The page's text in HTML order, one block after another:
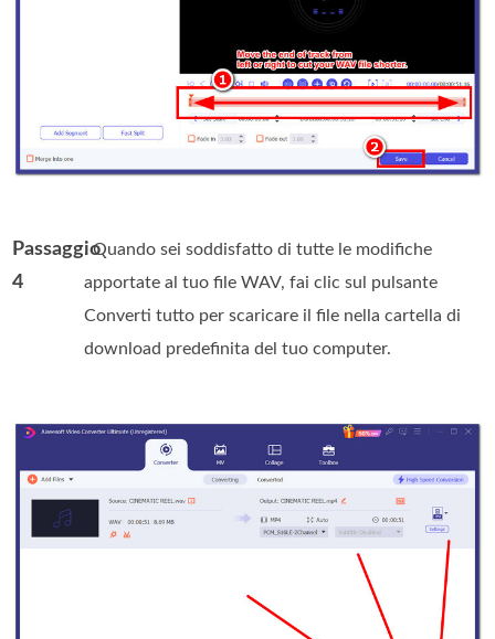
Passaggio
4
. Quando sei soddisfatto di tutte le modifiche
apportate al tuo file WAV, fai clic sul pulsante
Converti tutto per scaricare il file nella cartella di
download predefinita del tuo computer.